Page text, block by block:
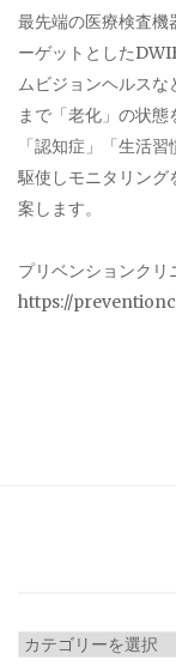
最先端の医療検査
ーゲットとした
ムビジョンヘルスな
まで「老化」の状態
「認知症」「生活
駆使しモニタリング
案します。
プリベンションクリ
https://
カ